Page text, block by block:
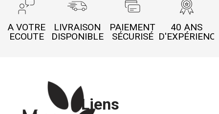
A VOTRE
ECOUTE
LIVRAISON
DISPONIBLE
PAIEMENT
SÉCURISÉ
40 ANS
Liens